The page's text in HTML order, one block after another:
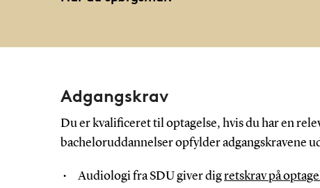
Adgangskrav
Du er kvalificeret til optagelse, hvis du har en
bacheloruddannelser opfylder adgangskravene
Audiologi fra SDU giver digretskrav på